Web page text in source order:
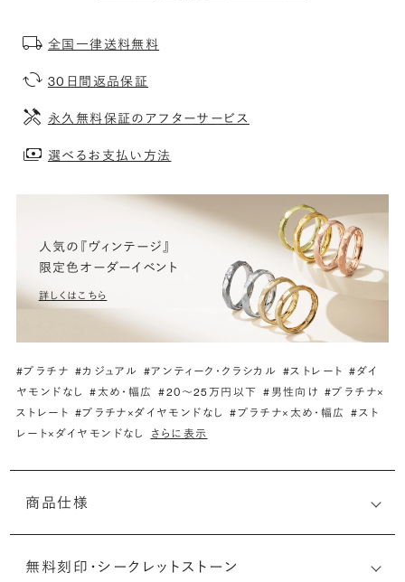
全国一律送料無料
30日間返品保証
永久無料保証のアフターサービス
選べるお支払い方法
人気の『ヴィンテージ』
限定色オーダーイベント
詳しくはこちら
#プラチナ #カジュアル #アンティーク・クラシカル #ストレート #ダイ
ヤモンドなし
#太め・幅広 #20〜25万円以下 #男性向け #プラチナ×
ストレート #プラチナ×ダイヤモンドなし #プラチナ×太め・幅広
#スト
レート×ダイヤモンドなし
さらに表示
商品仕様
無料刻印・ シークレットストーン